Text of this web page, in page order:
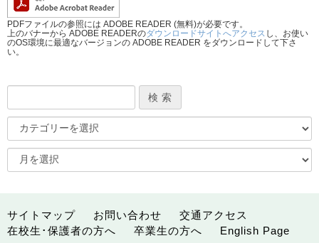
PDFファイルの参照には ADOBE READER (無料)が必要です。
上のバナーから ADOBE READERのダウンロードサイトへアクセス し、お使い
のOS環境に最適なバージョンの ADOBE READER をダウンロードして下さ
い。
サイトマップ お問い合わせ
交通アクセス
在校生･保護者の方へ
卒業生の方へ English Page